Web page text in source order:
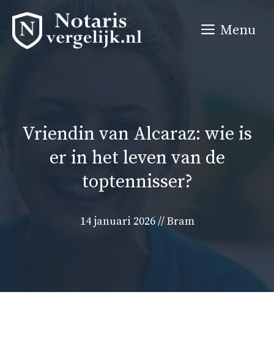
naar
Menu
Vriendin van Alcaraz: wie is
er in het leven van de
toptennisser?
14 januari 2026//Bram